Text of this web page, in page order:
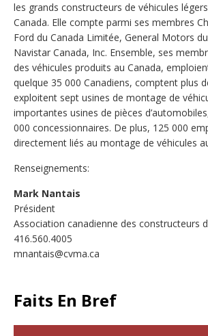
les grands constructeurs de véhicules
Canada. Elle compte parmi ses membres
Ford du Canada Limitée, General Motors
Navistar Canada, Inc. Ensemble, ses
des véhicules produits au Canada,
quelque 35 000 Canadiens, comptent plus
exploitent sept usines de montage de
importantes usines de pièces
000 concessionnaires. De plus, 125 000
directement liés au montage de véhicules
Renseignements:
Mark Nantais
Président
Association canadienne des constructeurs
416.560.4005
mnantais@cvma.ca
Faits En Bref